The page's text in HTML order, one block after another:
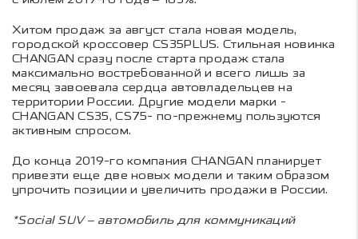
Хитом продаж за август стала новая модель,
городской кроссовер CS35PLUS. Стильная новинка
CHANGAN сразу после старта продаж стала
максимально востребованной и всего лишь за
месяц завоевала сердца автовладельцев на
территории России. Другие модели марки -
CHANGAN CS35, CS75- по-прежнему пользуются
активным спросом.
До конца 2019-го компания CHANGAN планирует
привезти еще две новых модели и таким образом
упрочить позиции и увеличить продажи в России.
*Social SUV – автомобиль для коммуникаций